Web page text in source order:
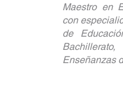
Maestro en
con
de
Enseñanzas